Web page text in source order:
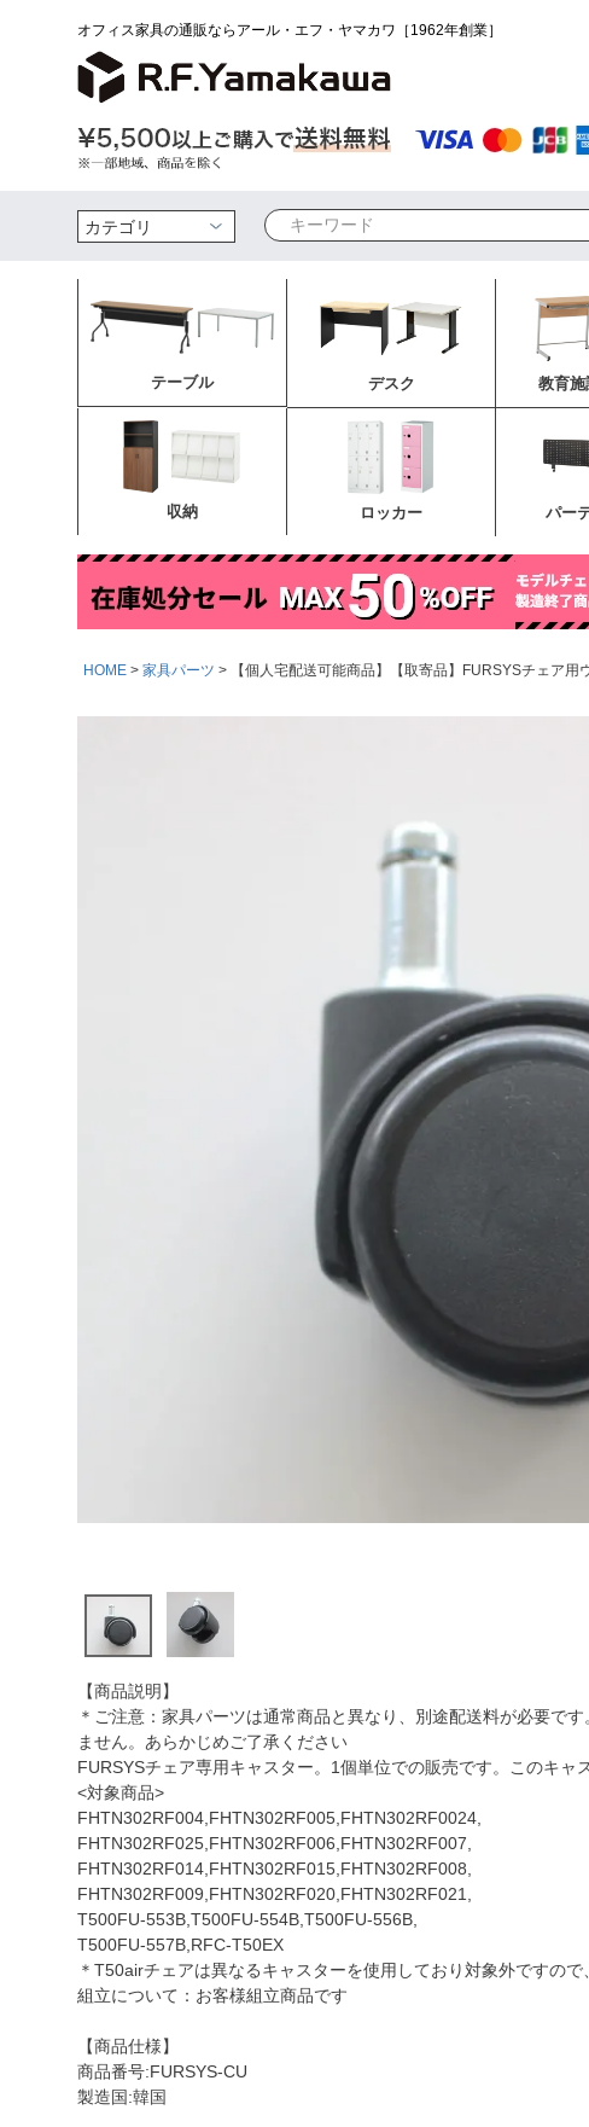
オフィス家具の通販ならアール・エフ・ヤマカワ［1962年創業］
検索
テーブル デスク 教育施
収納 ロッカー パー
HOME 家具パーツ 【個人宅配送可能商品】【取寄品】FURSYSチェア
【商品説明】
＊ご注意：家具パーツは通常商品と異なり、別途配送料が必要で
ません。あらかじめご了承ください
FURSYSチェア専用キャスター。1個単位での販売です。このキャ
<対象商品>
FHTN302RF004,FHTN302RF005,FHTN302RF0024,
FHTN302RF025,FHTN302RF006,FHTN302RF007,
FHTN302RF014,FHTN302RF015,FHTN302RF008,
FHTN302RF009,FHTN302RF020,FHTN302RF021,
T500FU-553B,T500FU-554B,T500FU-556B,
T500FU-557B,RFC-T50EX
＊T50airチェアは異なるキャスターを使用しており対象外ですので
組立について：お客様組立商品です
【商品仕様】
商品番号:FURSYS-CU
製造国:韓国